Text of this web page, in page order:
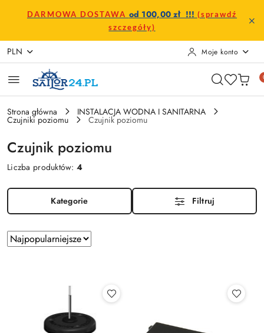
Przejdź do treści głównej
Przejdź do wyszukiwarki
Przejdź do moje konto
Przejdź do menu głównego
Przejdź do stopki
DARMOWA DOSTAWA od 100,00 zł !!! (sprawdź
szczegóły)
PLN Moje konto
Strona główna INSTALACJA WODNA I SANITARNA
Czujniki poziomu Czujnik poziomu
Czujnik poziomu
Liczba produktów:4
Kategorie Filtruj
Zastosowano
sortowanie:
Sortuj
według